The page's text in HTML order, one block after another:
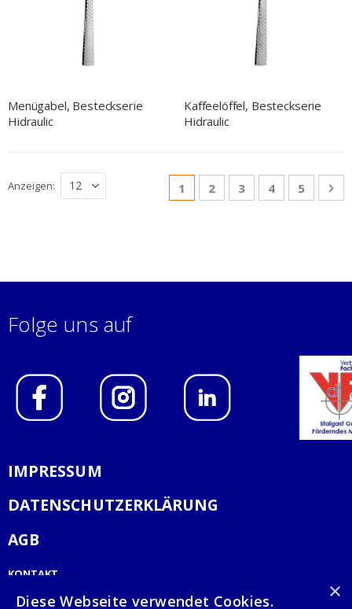
Menügabel, Besteckserie
Hidraulic
Kaffeelöffel, Besteckserie
Hidraulic
Sie lesen gerade Seite
1 Seite
2 Seite
3 Seite
4 Seite
5
Anzeigen
Folge uns auf
IMPRESSUM
DATENSCHUTZERKLÄRUNG
AGB
KONTAKT
×
Diese Webseite verwendet Cookies.